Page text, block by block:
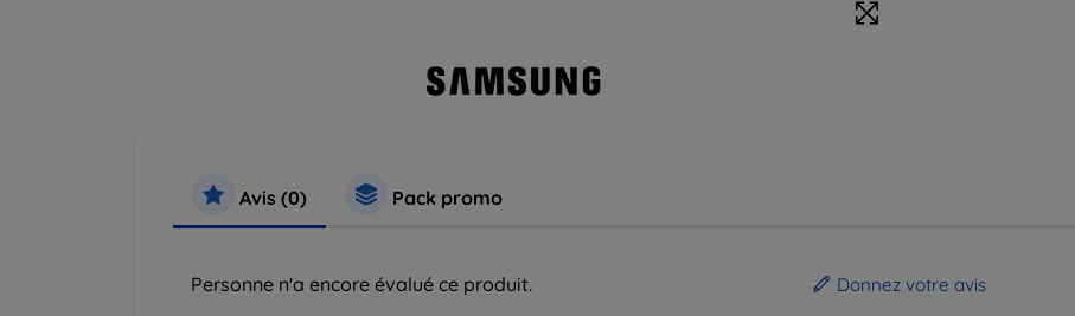
Avis (0) Pack promo
Personne n'a encore évalué ce produit. Donnez votre avis